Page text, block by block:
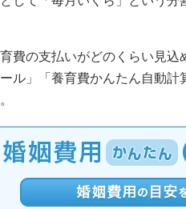
費の支払いがどのくらい見
ル」「養育費かんたん自動